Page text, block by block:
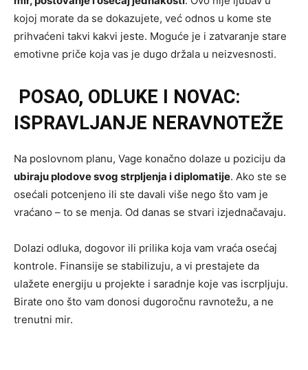
kojoj morate da se dokazujete, već odnos u kome ste
prihvaćeni takvi kakvi jeste. Moguće je i zatvaranje stare
emotivne priče koja vas je dugo držala u neizvesnosti.
POSAO, ODLUKE I NOVAC:
ISPRAVLJANJE NERAVNOTEŽE
Na poslovnom planu, Vage konačno dolaze u poziciju da
ubiraju plodove svog strpljenja i diplomatije. Ako ste se
osećali potcenjeno ili ste davali više nego što vam je
vraćano – to se menja. Od danas se stvari izjednačavaju.
Dolazi odluka, dogovor ili prilika koja vam vraća osećaj
kontrole. Finansije se stabilizuju, a vi prestajete da
ulažete energiju u projekte i saradnje koje vas iscrpljuju.
Birate ono što vam donosi dugoročnu ravnotežu, a ne
trenutni mir.